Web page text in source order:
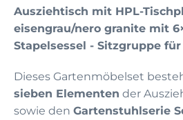
Ausziehtisch mit HPL-
eisengrau/nero granite mit
Stapelsessel - Sitzgruppe
Dieses Gartenmöbelset
sieben Elementen der
sowie den Gartenstuhlserie